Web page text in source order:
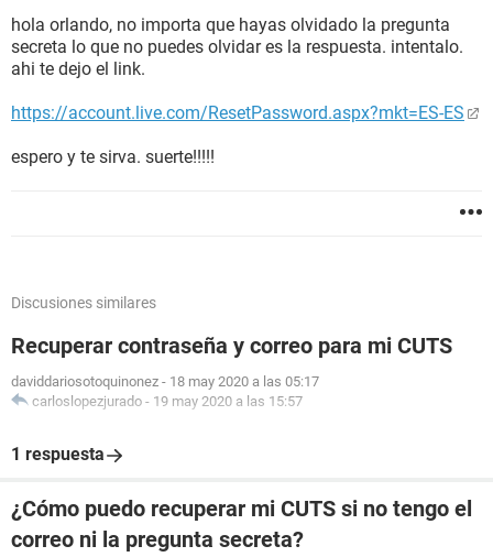
hola orlando, no importa que hayas olvidado la pregunta
secreta lo que no puedes olvidar es la respuesta. intentalo.
ahi te dejo el link.
https://account.live.com/ResetPassword.aspx?mkt=ES-ES
espero y te sirva. suerte!!!!!
Discusiones similares
Recuperar contraseña y correo para mi CUTS
daviddariosotoquinonez - 18 may 2020 a las 05:17
carloslopezjurado - 19 may 2020 a las 15:57
1 respuesta
¿Cómo puedo recuperar mi CUTS si no tengo el
correo ni la pregunta secreta?